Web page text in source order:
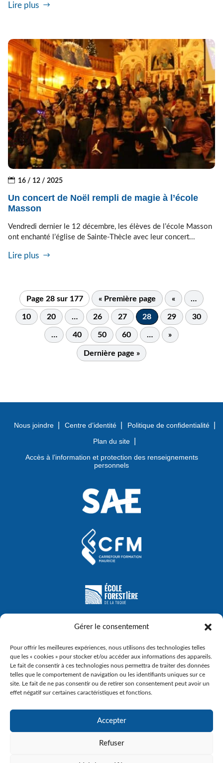
Gérer le consentement
Pour offrir les meilleures expériences, nous utilisons des technologies telles
que les « cookies » pour stocker et/ou accéder aux informations des appareils.
Le fait de consentir à ces technologies nous permettra de traiter des données
telles que le comportement de navigation ou les identifiants uniques sur ce
site. Le fait de ne pas consentir ou de retirer son consentement peut avoir un
effet négatif sur certaines caractéristiques et fonctions.
Accepter
Refuser
Lire plus
16 / 12 / 2025
Un concert de Noël rempli de magie à l’école
Masson
Vendredi dernier le 12 décembre, les élèves de l’école Masson
ont enchanté l’église de Sainte-Thècle avec leur concert...
Lire plus
Page 28 sur 177 « Première page « …
10 20 … 26 27 28 29 30
… 40 50 60 … »
Dernière page »
Nous joindre Centre d’identité
Politique de confidentialité
Plan du site
Accès à l’information et protection des renseignements
personnels
Agence Web :